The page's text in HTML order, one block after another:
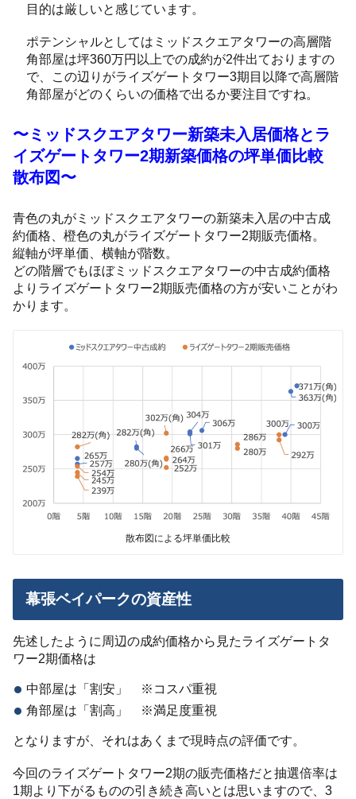
目的は厳しいと感じています。
ポテンシャルとしてはミッドスクエアタワーの高層階
角部屋は坪360万円以上での成約が2件出ておりますの
で、この辺りがライズゲートタワー3期目以降で高層階
角部屋がどのくらいの価格で出るか要注目ですね。
〜ミッドスクエアタワー新築未入居価格とラ
イズゲートタワー2期新築価格の坪単価比較
散布図〜
青色の丸がミッドスクエアタワーの新築未入居の中古成
約価格、橙色の丸がライズゲートタワー2期販売価格。
縦軸が坪単価、横軸が階数。
どの階層でもほぼミッドスクエアタワーの中古成約価格
よりライズゲートタワー2期販売価格の方が安いことがわ
かります。
散布図による坪単価比較
幕張ベイパークの資産性
先述したように周辺の成約価格から見たライズゲートタ
ワー2期価格は
中部屋は「割安」 ※コスパ重視
角部屋は「割高」 ※満足度重視
となりますが、それはあくまで現時点の評価です。
今回のライズゲートタワー2期の販売価格だと抽選倍率は
1期より下がるものの引き続き高いとは思いますので、3